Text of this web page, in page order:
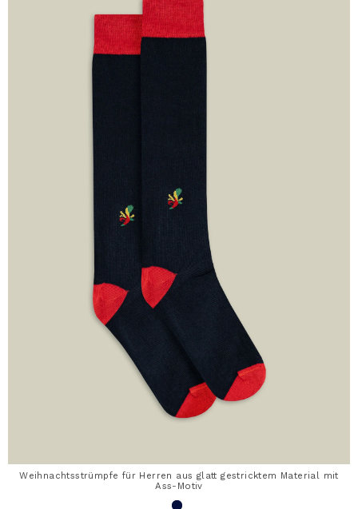
Weihnachtsstrümpfe für Herren aus glatt gestricktem Material mit
Ass-Motiv